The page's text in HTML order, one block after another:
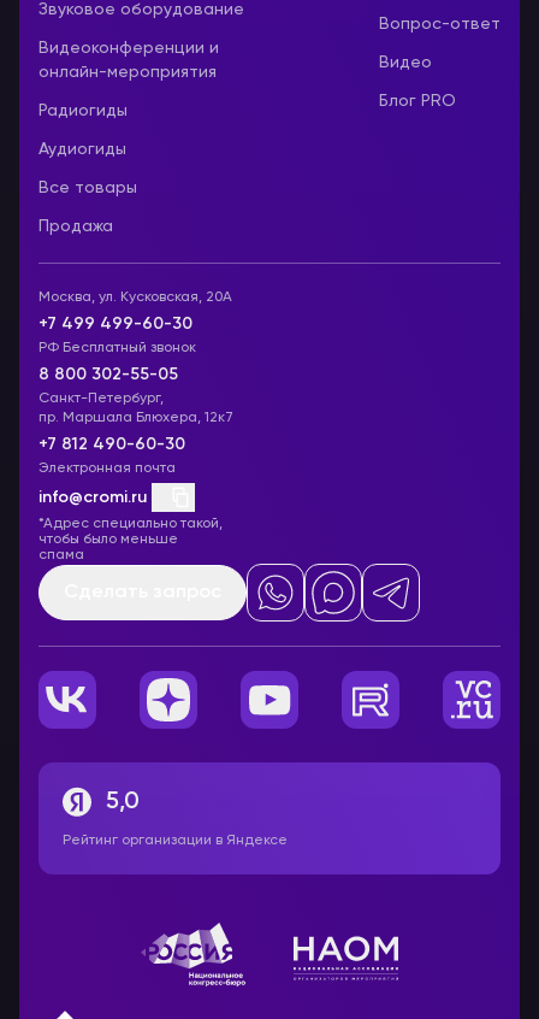
Звуковое оборудование
Видеоконференции и
онлайн-мероприятия
Радиогиды
Аудиогиды
Все товары
Продажа
Вопрос-ответ
Видео
Блог PRO
Москва, ул. Кусковская, 20А
+7 499 499-60-30
РФ Бесплатный звонок
8 800 302-55-05
Санкт-Петербург,
пр. Маршала Блюхера, 12к7
+7 812 490-60-30
Электронная почта
info@cromi.ru
*Адрес специально такой,
чтобы было меньше
спама
5,0
Рейтинг организации в Яндексе